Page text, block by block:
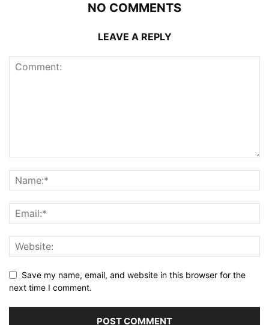
NO COMMENTS
LEAVE A REPLY
Save my name, email, and website in this browser for the
next time I comment.